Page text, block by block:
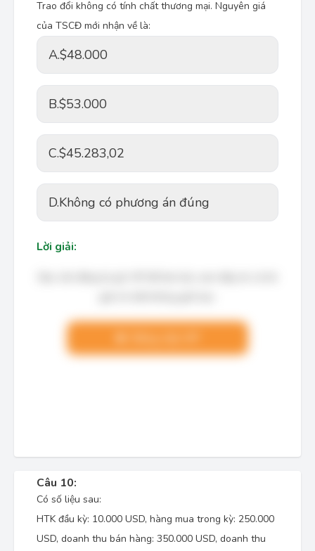
Trao đổi không có tính chất thương mại. Nguyên giá
của TSCĐ mới nhận về là:
A.$48.000
B.$53.000
C.$45.283,02
D.Không có phương án đúng
Lời giải:
Câu 10:
Có số liệu sau:
HTK đầu kỳ: 10.000 USD, hàng mua trong kỳ: 250.000
USD, doanh thu bán hàng: 350.000 USD, doanh thu